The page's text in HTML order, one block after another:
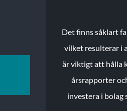
Det finns såklart
vilket resulterar i
är viktigt att hålla
årsrapporter
investera i bolag